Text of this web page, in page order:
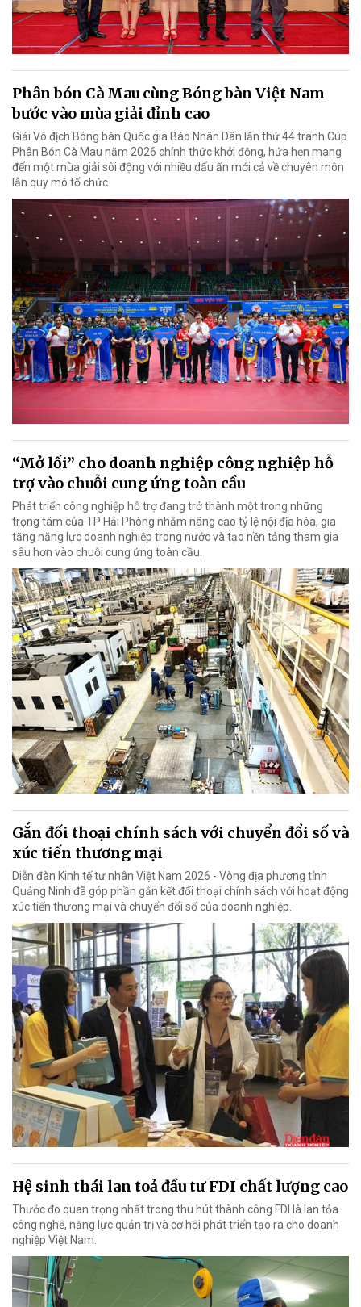
Phân bón Cà Mau cùng Bóng bàn Việt Nam
bước vào mùa giải đỉnh cao
Giải Vô địch Bóng bàn Quốc gia Báo Nhân Dân lần thứ 44 tranh Cúp
Phân Bón Cà Mau năm 2026 chính thức khởi động, hứa hẹn mang
đến một mùa giải sôi động với nhiều dấu ấn mới cả về chuyên môn
lẫn quy mô tổ chức.
“Mở lối” cho doanh nghiệp công nghiệp hỗ
trợ vào chuỗi cung ứng toàn cầu
Phát triển công nghiệp hỗ trợ đang trở thành một trong những
trọng tâm của TP Hải Phòng nhằm nâng cao tỷ lệ nội địa hóa, gia
tăng năng lực doanh nghiệp trong nước và tạo nền tảng tham gia
sâu hơn vào chuỗi cung ứng toàn cầu.
Gắn đối thoại chính sách với chuyển đổi số và
xúc tiến thương mại
Diễn đàn Kinh tế tư nhân Việt Nam 2026 - Vòng địa phương tỉnh
Quảng Ninh đã góp phần gắn kết đối thoại chính sách với hoạt động
xúc tiến thương mại và chuyển đổi số của doanh nghiệp.
Hệ sinh thái lan toả đầu tư FDI chất lượng cao
Thước đo quan trọng nhất trong thu hút thành công FDI là lan tỏa
công nghệ, năng lực quản trị và cơ hội phát triển tạo ra cho doanh
nghiệp Việt Nam.